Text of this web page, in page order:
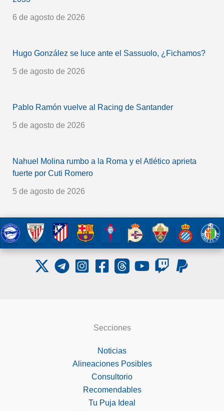
6 de agosto de 2026
Hugo González se luce ante el Sassuolo, ¿Fichamos?
5 de agosto de 2026
Pablo Ramón vuelve al Racing de Santander
5 de agosto de 2026
Nahuel Molina rumbo a la Roma y el Atlético aprieta
fuerte por Cuti Romero
5 de agosto de 2026
Secciones
Noticias
Alineaciones Posibles
Consultorio
Recomendables
Tu Puja Ideal